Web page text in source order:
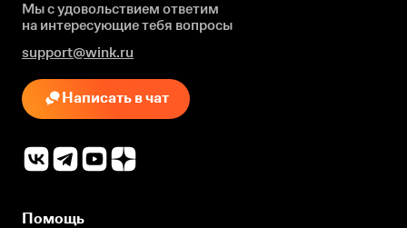
Мы с удовольствием ответим
на интересующиетебя вопросы
support@wink.ru
Написать в чат
Помощь